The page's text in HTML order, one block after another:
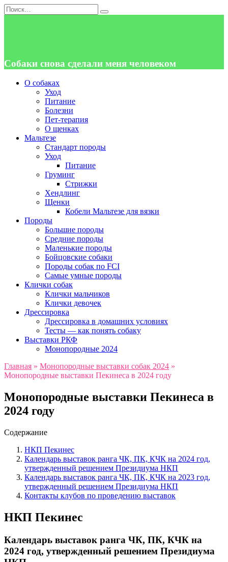
Перейти
к
Search
for:
Собаки снова сделали меня человеком
О собаках
Уход
Питание
Болезни
Пет-терапия
О щенках
Мальтезе
Стандарт породы
Уход
Питание
Груминг
Стрижки
Хендлинг
Щенки
Кобели Мальтезе для вязки
Породы
Большие породы
Средние породы
Маленькие породы
Бойцовские собаки
Породы собак по FCI
Самые умные породы
Клички собак
Клички мальчиков
Клички девочек
Дрессировка
Дрессировка в домашних условиях
Тесты — как понять собаку
Выставки РКФ
Монопородные 2024
Главная » Монопородные выставки собак 2024 »
Монопородные выставки Пекинеса в 2024 году
Монопородные выставки Пекинеса в
2024 году
Содержание
НКП Пекинес
Календарь выставок ранга ЧК, ПК, КЧК на 2024 год,
утвержденный решением Президиума НКП
Календарь выставок ранга ЧК, ПК, КЧК на 2023 год,
утвержденный решением Президиума НКП
Контакты клубов по проведению выставок
НКП Пекинес
Календарь выставок ранга ЧК, ПК, КЧК на
2024 год, утвержденный решением Президиума